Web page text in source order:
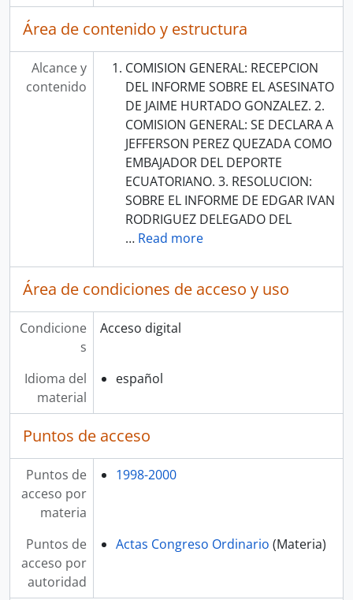
Área de contenido y estructura
Alcance y
contenido
COMISION GENERAL: RECEPCION
DEL INFORME SOBRE EL ASESINATO
DE JAIME HURTADO GONZALEZ. 2.
COMISION GENERAL: SE DECLARA A
JEFFERSON PEREZ QUEZADA COMO
EMBAJADOR DEL DEPORTE
ECUATORIANO. 3. RESOLUCION:
SOBRE EL INFORME DE EDGAR IVAN
RODRIGUEZ DELEGADO DEL
… Read more
Área de condiciones de acceso y uso
Condicione
s
Acceso digital
Idioma del
material
español
Puntos de acceso
Puntos de
acceso por
materia
1998-2000
Puntos de
acceso por
autoridad
Actas Congreso Ordinario (Materia)